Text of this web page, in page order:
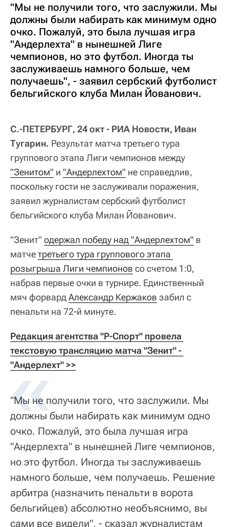
"Мы не получили того, что заслужили. Мы
должны были набирать как минимум одно
очко. Пожалуй, это была лучшая игра
"Андерлехта" в нынешней Лиге
чемпионов, но это футбол. Иногда ты
заслуживаешь намного больше, чем
получаешь", - заявил сербский футболист
бельгийского клуба Милан Йованович.
С.-ПЕТЕРБУРГ, 24 окт - РИА Новости, Иван
Тугарин. Результат матча третьего тура
группового этапа Лиги чемпионов между
"Зенитом" и "Андерлехтом" не справедлив,
поскольку гости не заслуживали поражения,
заявил журналистам сербский футболист
бельгийского клуба Милан Йованович.
"Зенит" одержал победу над "Андерлехтом" в
матчетретьего тура группового этапа
розыгрыша Лиги чемпионов со счетом 1:0,
набрав первые очки в турнире. Единственный
мяч форвардАлександр Кержаков забил с
пенальти на 72-й минуте.
Редакция агентства "Р-Спорт" провела
текстовую трансляцию матча "Зенит" -
"Андерлехт" >>
"Мы не получили того, что заслужили. Мы
должны были набирать как минимум одно
очко. Пожалуй, это была лучшая игра
"Андерлехта" в нынешней Лиге чемпионов,
но это футбол. Иногда ты заслуживаешь
намного больше, чем получаешь. Решение
арбитра (назначить пенальти в ворота
бельгийцев) абсолютно необъяснимо, вы
сами все видели", - сказал журналистам